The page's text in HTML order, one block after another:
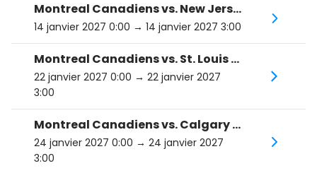
Montreal Canadiens vs. New Jersey Devils
14 janvier 2027 0:00 → 14 janvier 2027 3:00
Montreal Canadiens vs. St. Louis Blues
22 janvier 2027 0:00 → 22 janvier 2027
3:00
Montreal Canadiens vs. Calgary Flames
24 janvier 2027 0:00 → 24 janvier 2027
3:00